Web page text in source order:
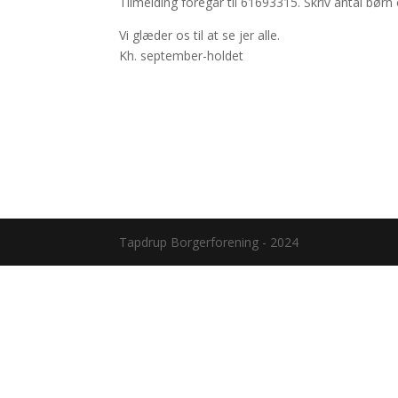
Vi glæder os til at se jer alle.
Kh. september-holdet
Tapdrup Borgerforening - 2024